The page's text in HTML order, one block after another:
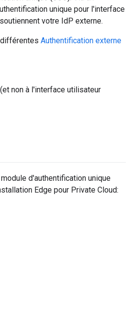
unique pour l'interface
votre IdP externe.
Authentification externe
non à l'interface utilisateur
d'authentification unique
Edge pour Private Cloud: